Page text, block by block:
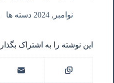
نوامبر, 2024 دسته ها
این نوشته را به اشتراک